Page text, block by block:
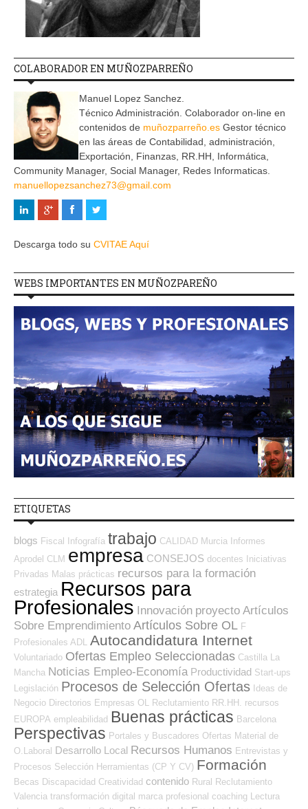
COLABORADOR EN MUÑOZPARREÑO
Manuel Lopez Sanchez.
Técnico Administración. Colaborador on-line en
contenidos de muñozparreño.es Gestor técnico
en las áreas de Contabilidad, administración,
Exportación, Finanzas, RR.HH, Informática,
Community Manager, Social Manager, Redes Informaticas.
manuellopezsanchez73@gmail.com
Descarga todo su CVITAE Aquí
WEBS IMPORTANTES EN MUÑOZPAREÑO
ETIQUETAS
blogs Fiscal Infografía trabajo CALIDAD Murcia Informes
Aprodel CLM empresa CONSEJOS docentes Iniciativas
Privadas Malas prácticas recursos para la formación
estrategia Recursos para
Profesionales Innovación proyecto Artículos
Sobre Emprendimiento Artículos Sobre OL F
Profesionales ADL Autocandidatura Internet
Voluntariado Ofertas Empleo Seleccionadas Castilla La
Mancha Noticias Empleo-Economía Productividad Start-ups
Legislación Procesos de Selección Ofertas Ideas de
Negocio Directorios Empresas OL Reclutamiento RR.HH.
recursos
EUROPA empleabilidad Buenas prácticas Barcelona
Perspectivas Portales y Buscadores Ofertas Material de
O.Laboral Desarrollo Local Recursos Humanos Entrevistas y
Procesos Selección Herramientas (CP Y CV) Formación
Becas Discapacidad Creatividad contenido Rural Reclutamiento
Valencia transformación digital marca profesional coaching Lectura